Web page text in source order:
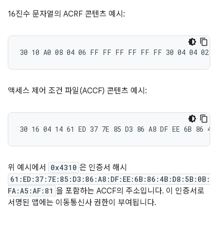
16진수 문자열의 ACRF 콘텐츠 예시:
액세스 제어 조건 파일(ACCF) 콘텐츠 예시:
위 예시에서 0x4310 은 인증서 해시
61:ED:37:7E:85:D3:86:A8:DF:EE:6B:86:4B:D8:5B:0B:
FA:A5:AF:81 을 포함하는 ACCF의 주소입니다. 이 인증서로
서명된 앱에는 이동통신사 권한이 부여됩니다.